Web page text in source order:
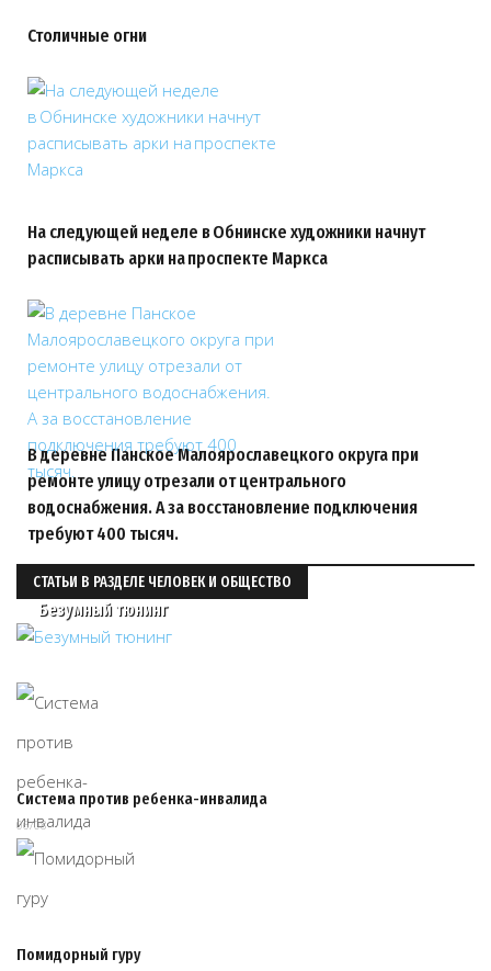
Столичные огни
На следующей неделе в Обнинске художники начнут
расписывать арки на проспекте Маркса
В деревне Панское Малоярославецкого округа при
ремонте улицу отрезали от центрального
водоснабжения. А за восстановление подключения
требуют 400 тысяч.
СТАТЬИ В РАЗДЕЛЕ ЧЕЛОВЕК И ОБЩЕСТВО
Безумный тюнинг
Система против ребенка-инвалида
06/08
Помидорный гуру